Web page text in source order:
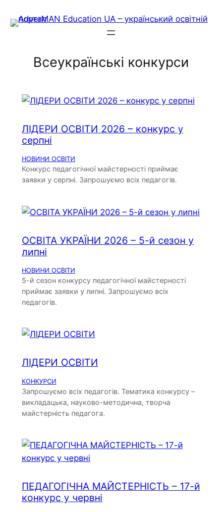
to
Всеукраїнські конкурси
ЛІДЕРИ ОСВІТИ 2026 – конкурс у
серпні
НОВИНИ ОСВІТИ
Конкурс педагогічної майстерності приймає
заявки у серпні. Запрошуємо всіх педагогів.
ОСВІТА УКРАЇНИ 2026 – 5-й сезон у
липні
НОВИНИ ОСВІТИ
5-й сезон конкурсу педагогічної майстерності
приймає заявки у липні. Запрошуємо всіх
педагогів.
ЛІДЕРИ ОСВІТИ
КОНКУРСИ
Запрошуємо всіх педагогів. Тематика конкурсу –
викладацька, науково-методична, творча
майстерність педагога.
ПЕДАГОГІЧНА МАЙСТЕРНІСТЬ – 17-й
конкурс у червні